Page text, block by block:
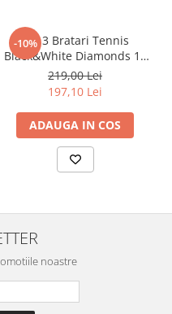
-10%
Set 3 Bratari Tennis
Black&White Diamonds 19
CM
219,00 Lei
197,10 Lei
ADAUGA IN COS
noastre